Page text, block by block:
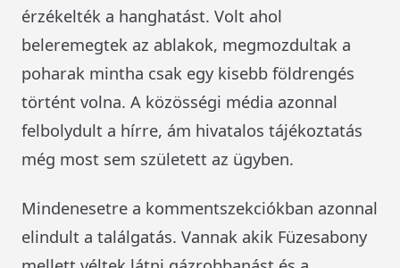
érzékelték a hanghatást. Volt ahol
beleremegtek az ablakok, megmozdultak a
poharak mintha csak egy kisebb földrengés
történt volna. A közösségi média azonnal
felbolydult a hírre, ám hivatalos tájékoztatás
még most sem született az ügyben.
Mindenesetre a kommentszekciókban azonnal
elindult a találgatás. Vannak akik Füzesabony